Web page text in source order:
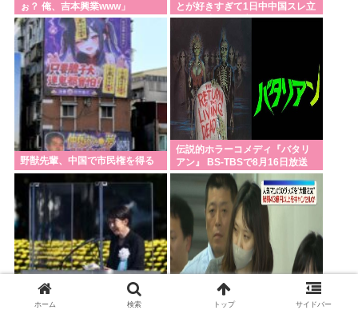
ぉ？ 俺、吉本興業www」
とが好きすぎて1日中中国スレ立
ててる猿でスレ立て履歴ヤバい
www
野獣先輩、中国で市民権を得る
伝説的ホラーコメディ『バタリ
アン』 BS-TBSで8月16日放送
【動画あり】高市首相が最後で
週刊少年ジャンプの人気マンガ
ホーム 検索 トップ サイドバー